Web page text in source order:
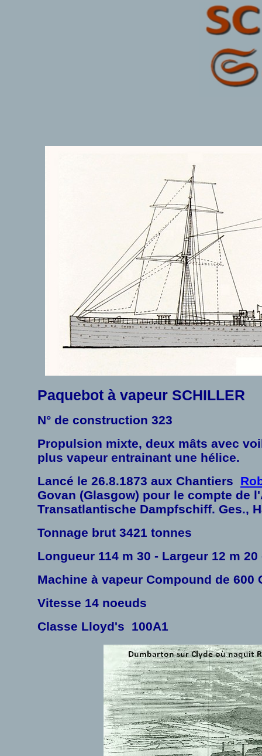
Paquebot à vapeur SCHILLER
N° de construction 323
Propulsion mixte, deux mâts avec
plus vapeur entrainant une hélice.
Lancé le 26.8.1873 aux Chantiers
Govan (Glasgow) pour le compte de
Transatlantische Dampfschiff. Ges.,
Tonnage brut 3421 tonnes
Longueur 114 m 30 - Largeur 12 m
Machine à vapeur Compound de 600
Vitesse 14 noeuds
Classe Lloyd's 100A1